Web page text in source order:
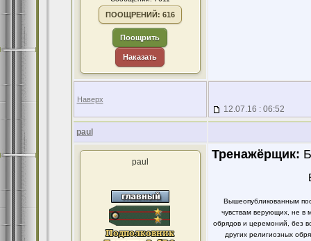
ПООЩРЕНИЙ: 616
Поощрить
Наказать
Наверх
12.07.16 : 06:52
paul
paul
Тренажёрщик:
Вышеопубликованным
чувствам верующих, не в
обрядов и церемоний, без
других религиозных